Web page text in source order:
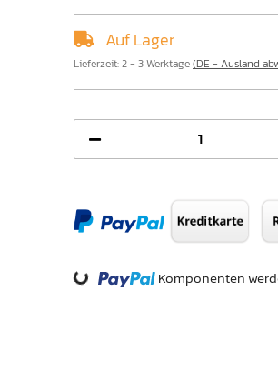
Auf Lager
Lieferzeit:2 - 3 Werktage(DE - Ausland
Komponenten